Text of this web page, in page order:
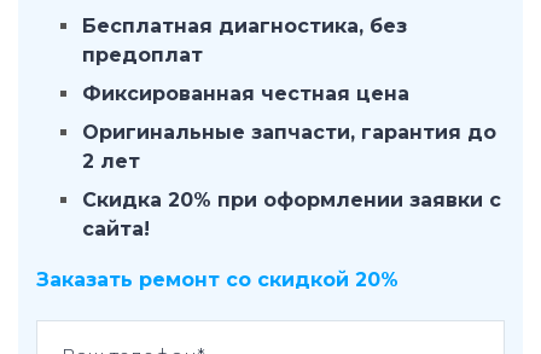
Бесплатная диагностика, без
предоплат
Фиксированная честная цена
Оригинальные запчасти, гарантия до
2 лет
Скидка 20% при оформлении заявки с
сайта!
Заказать ремонт со скидкой 20%